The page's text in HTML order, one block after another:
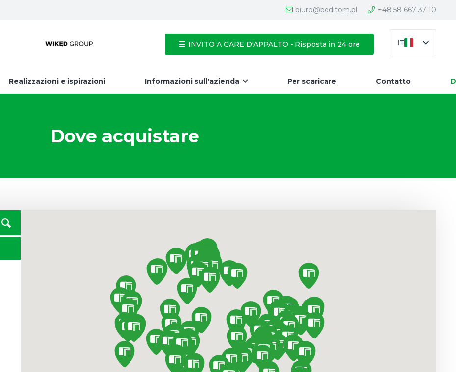
biuro@beditom.pl +48 58 667 37 10
INVITO A GARE D'APPALTO - Risposta in 24 ore IT
Realizzazioni e ispirazioni Informazioni sull'azienda Per scaricare Contatto
Dove acquistare